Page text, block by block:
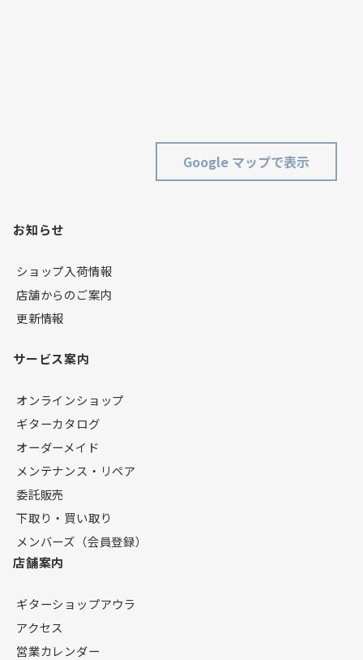
Google マップで表示
お知らせ
ショップ入荷情報
店舗からのご案内
更新情報
サービス案内
オンラインショップ
ギターカタログ
オーダーメイド
メンテナンス・リペア
委託販売
下取り・買い取り
メンバーズ（会員登録）
店舗案内
ギターショップアウラ
アクセス
営業カレンダー